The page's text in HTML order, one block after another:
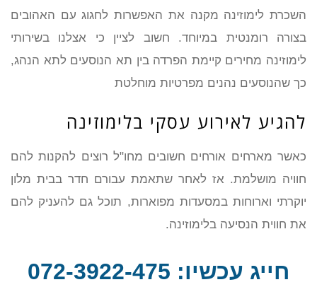
השכרת לימוזינה מקנה את האפשרות לחגוג עם האהובים
בצורה רומנטית במיוחד. חשוב לציין כי אצלנו בשירותי
לימוזינה מחירים קיימת הפרדה בין תא הנוסעים לתא הנהג,
כך שהנוסעים נהנים מפרטיות מוחלטת
להגיע לאירוע עסקי בלימוזינה
כאשר מארחים אורחים חשובים מחו"ל רוצים להקנות להם
חוויה מושלמת. אז לאחר שתאמת עבורם חדר בבית מלון
יוקרתי וארוחות במסעדות מפוארות, תוכל גם להעניק להם
את חווית הנסיעה בלימוזינה.
חייג עכשיו: 072-3922-475